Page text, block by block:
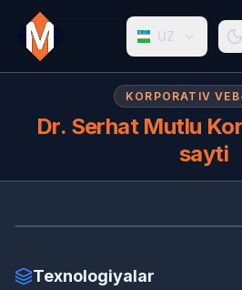
UZ
KORPORATIV
Dr. Serhat Mutlu
sayti
Texnologiyalar